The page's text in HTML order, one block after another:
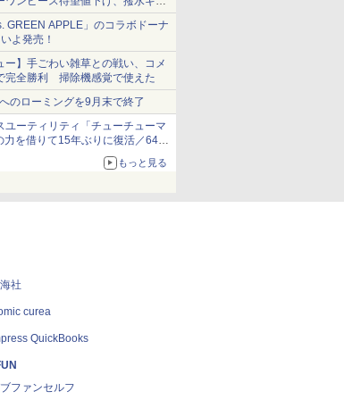
円に
GREEN APPLE」のコラボドーナ
よ発売！
ー】手ごわい雑草との戦い、コメ
完全勝利 掃除機感覚で使えた
のローミングを9月末で終了
ユーティリティ「チューチューマ
力を借りて15年ぶりに復活／64bit
10/11、「Chrome」も走り回
で2026年末まで500円
もっと見る
社
curea
QuickBooks
ファンセルフ